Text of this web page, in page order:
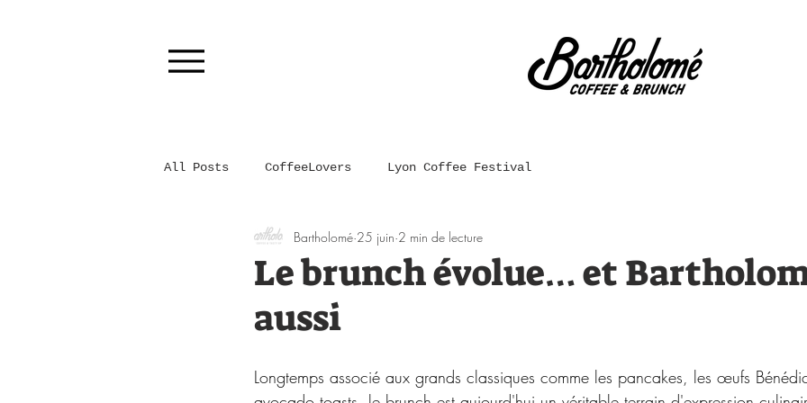
All Posts CoffeeLovers Lyon Coffee Festival
Le brunch évolue… et
aussi
Bartholomé 25 juin 2 min de lecture
Longtemps associé aux grands classiques comme les pancakes, les œufs